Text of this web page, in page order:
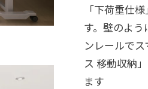
「下荷重仕
す。壁のよ
ンレールで
ス 移動収納
ます